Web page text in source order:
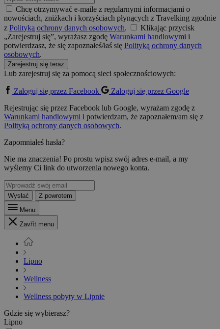
Chcę otrzymywać e-maile z regularnymi informacjami o
nowościach, zniżkach i korzyściach płynących z Travelking zgodnie
z Polityką ochrony danych osobowych.
Klikając przycisk
„Zarejestruj się”, wyrażasz zgodę Warunkami handlowymi i
potwierdzasz, że się zapoznałeś/łaś się Polityką ochrony danych
osobowych.
Zarejestruj się teraz
Lub zarejestruj się za pomocą sieci społecznościowych:
Zaloguj się przez Facebook
Zaloguj się przez Google
Rejestrując się przez Facebook lub Google, wyrażam zgodę z
Warunkami handlowymi i potwierdzam, że zapoznałem/am się z
Polityką ochrony danych osobowych.
Zapomniałeś hasła?
Nie ma znaczenia! Po prostu wpisz swój adres e-mail, a my
wyślemy Ci link do utworzenia nowego konta.
Wysłać
Z powrotem
Menu
Zavřít menu
Lipno
Wellness
Wellness pobyty w Lipnie
Gdzie się wybierasz?
Lipno